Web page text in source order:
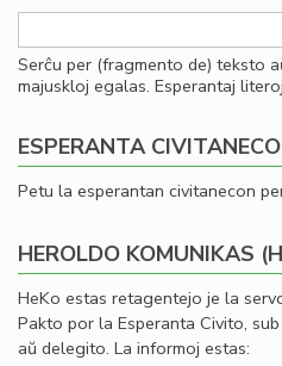
Serĉu per (fragmento de) teksto
majuskloj egalas. Esperantaj
ESPERANTA CIVITANECO
Petu la esperantan civitanecon
HEROLDO KOMUNIKAS
HeKo estas retagentejo je la
Pakto por la Esperanta Civito,
aŭ delegito. La informoj estas: